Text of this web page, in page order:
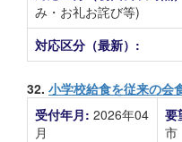
み・お礼お詫び等)
対応区分（最新）:
32. 小学校給食を従来の会
受付年月: 2026年04
月
要
市